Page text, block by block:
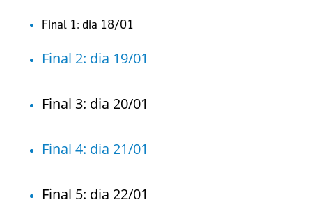
Final 1: dia 18/01
Final 2: dia 19/01
Final 3: dia 20/01
Final 4: dia 21/01
Final 5: dia 22/01